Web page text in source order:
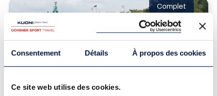
Consentement Détails À propos des cookies
Ce site web utilise des cookies.
Complet